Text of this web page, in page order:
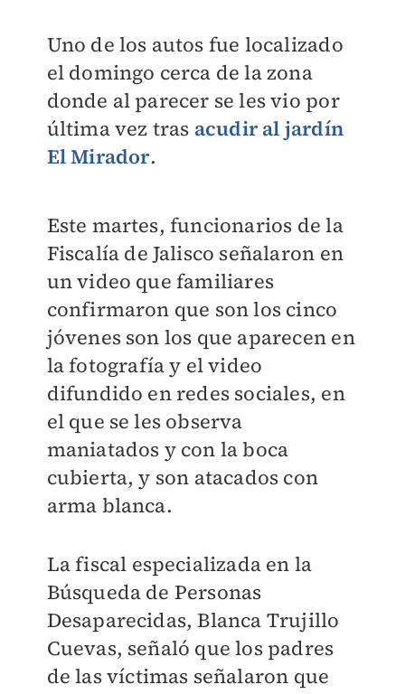
Uno de los autos fue localizado
el domingo cerca de la zona
donde al parecer se les vio por
última vez tras acudir al jardín
El Mirador.
Este martes, funcionarios de la
Fiscalía de Jalisco señalaron en
un video que familiares
confirmaron que son los cinco
jóvenes son los que aparecen en
la fotografía y el video
difundido en redes sociales, en
el que se les observa
maniatados y con la boca
cubierta, y son atacados con
arma blanca.
La fiscal especializada en la
Búsqueda de Personas
Desaparecidas, Blanca Trujillo
Cuevas, señaló que los padres
de las víctimas señalaron que